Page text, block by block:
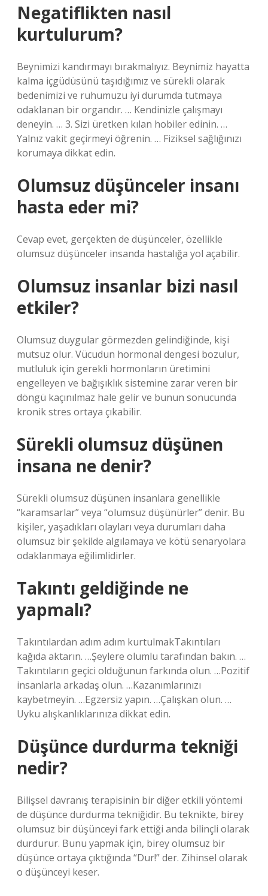
Negatiflikten nasıl
kurtulurum?
Beynimizi kandırmayı bırakmalıyız. Beynimiz hayatta
kalma içgüdüsünü taşıdığımız ve sürekli olarak
bedenimizi ve ruhumuzu iyi durumda tutmaya
odaklanan bir organdır. … Kendinizle çalışmayı
deneyin. … 3. Sizi üretken kılan hobiler edinin. …
Yalnız vakit geçirmeyi öğrenin. … Fiziksel sağlığınızı
korumaya dikkat edin.
Olumsuz düşünceler insanı
hasta eder mi?
Cevap evet, gerçekten de düşünceler, özellikle
olumsuz düşünceler insanda hastalığa yol açabilir.
Olumsuz insanlar bizi nasıl
etkiler?
Olumsuz duygular görmezden gelindiğinde, kişi
mutsuz olur. Vücudun hormonal dengesi bozulur,
mutluluk için gerekli hormonların üretimini
engelleyen ve bağışıklık sistemine zarar veren bir
döngü kaçınılmaz hale gelir ve bunun sonucunda
kronik stres ortaya çıkabilir.
Sürekli olumsuz düşünen
insana ne denir?
Sürekli olumsuz düşünen insanlara genellikle
“karamsarlar” veya “olumsuz düşünürler” denir. Bu
kişiler, yaşadıkları olayları veya durumları daha
olumsuz bir şekilde algılamaya ve kötü senaryolara
odaklanmaya eğilimlidirler.
Takıntı geldiğinde ne
yapmalı?
Takıntılardan adım adım kurtulmakTakıntıları
kağıda aktarın. …Şeylere olumlu tarafından bakın. …
Takıntıların geçici olduğunun farkında olun. …Pozitif
insanlarla arkadaş olun. …Kazanımlarınızı
kaybetmeyin. …Egzersiz yapın. …Çalışkan olun. …
Uyku alışkanlıklarınıza dikkat edin.
Düşünce durdurma tekniği
nedir?
Bilişsel davranış terapisinin bir diğer etkili yöntemi
de düşünce durdurma tekniğidir. Bu teknikte, birey
olumsuz bir düşünceyi fark ettiği anda bilinçli olarak
durdurur. Bunu yapmak için, birey olumsuz bir
düşünce ortaya çıktığında “Dur!” der. Zihinsel olarak
o düşünceyi keser.